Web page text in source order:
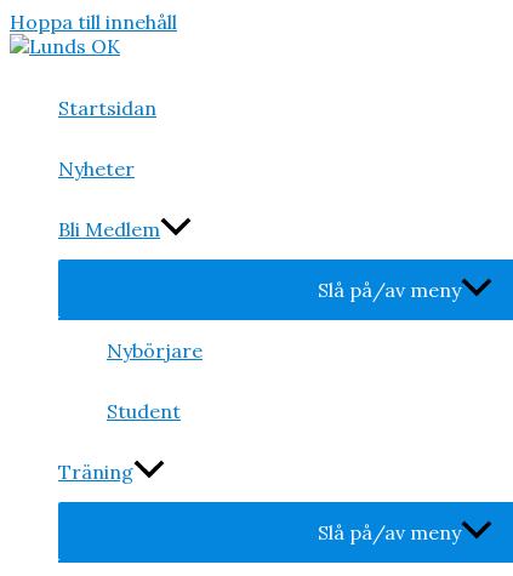
Hoppa till innehåll
Startsidan
Nyheter
Bli Medlem
Slå på/av meny
Nybörjare
Student
Träning
Slå på/av meny